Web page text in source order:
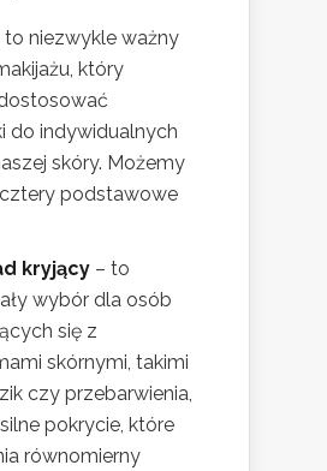
to niezwykle ważny
który
do indywidualnych
skóry. Możemy
podstawowe
kryjący – to
wybór dla osób
się z
skórnymi, takimi
czy przebarwienia,
pokrycie, które
równomierny